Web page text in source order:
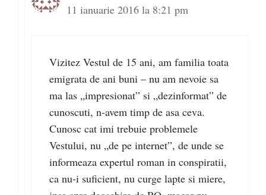
11 ianuarie 2016 la 8:21 pm
Vizitez Vestul de 15 ani, am familia toata
emigrata de ani buni – nu am nevoie sa
ma las „impresionat” si „dezinformat” de
cunoscuti, n-avem timp de asa ceva.
Cunosc cat imi trebuie problemele
Vestului, nu „de pe internet”, de unde se
informeaza expertul roman in conspiratii,
ca nu-i suficient, nu curge lapte si miere,